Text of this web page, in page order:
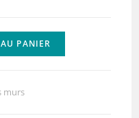
PANIER
murs